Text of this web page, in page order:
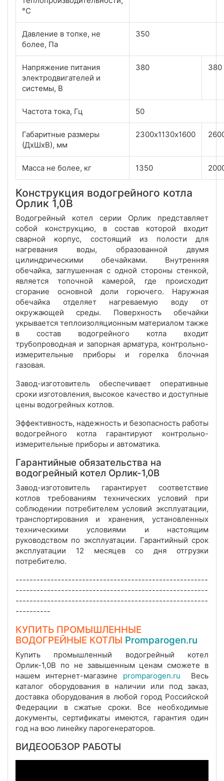
°С
Давление в топке, не
более, Па
350
Напряжение питания
электродвигателей и
системы, В
380 380
Частота тока, Гц 50
Габаритные размеры
(ДхШхВ), мм
2300х1130х1600
Масса не более, кг 1350
Конструкция водогрейного котла
Орлик 1,0В
Водогрейный котел серии Орлик представляет
собой конструкцию, в состав которой входит
сварной корпус, состоящий из полости для
нагревания воды, образованной двумя
цилиндрическими обечайками. Внутренняя
обечайка, заглушенная с одной стороны стенкой,
является топочной камерой, где происходит
сгорание основной доли горючего. Наружная
обечайка отделяет нагреваемую воду от
окружающей среды. Поверхность обечайки
укрывается теплоизоляционным материалом также
в состав водогрейного котла входит
трубопроводная и запорная арматура, контрольно-
измерительные приборы и горелка блочная
газовая.
Завод-изготовитель обеспечивает оперативные
сроки изготовления, высокое качество и доступные
цены водогрейных котлов.
Эффективность, надежность и безопасность работы
водогрейного котла гарантируют контрольно-
измерительные приборы и автоматика.
Гарантийные обязательства на
водогрейный котел Орлик-1,0В
Завод-изготовитель гарантирует соответствие
котлов требованиям технических условий при
соблюдении потребителем условий эксплуатации,
транспортирования и хранения, установленных
техническими условиями и настоящим
руководством по эксплуатации. Гарантийный срок
эксплуатации 12 месяцев со дня отгрузки
потребителю.
-------------------------------------------------------
-------------------------------------------------------
-------------------------------------------------------
----------
КУПИТЬ ПРОМЫШЛЕННЫЕ
ВОДОГРЕЙНЫЕ КОТЛЫ Promparogen.ru
Купить промышленный водогрейный котел
Орлик-1,0В по не завышенным ценам сможете в
нашем интернет-магазине promparogen.ru
Весь
каталог оборудования в наличии или под заказ,
доставка оборудования в любой город Российской
Федерации в сжатые сроки. Все необходимые
документы, сертификаты имеются, гарантия один
год на всю линейку парогенераторов.
ВИДЕООБЗОР РАБОТЫ